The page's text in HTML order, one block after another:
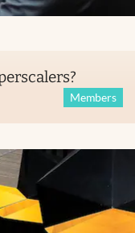
Members